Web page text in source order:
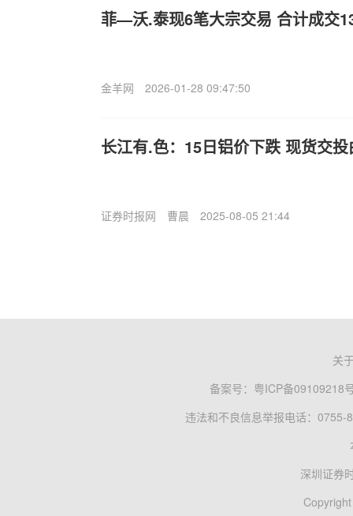
菲—沃.泰现6笔大宗交易 合计成交
金羊网 2026-01-28 09:47:50
长江有.色：15日铝价下跌 现货交
证券时报网 曹晨 2025-08-05 21:44
关
备案号： 粤ICP备09109218
违法和不良信息举报电话：0755-
深圳证券